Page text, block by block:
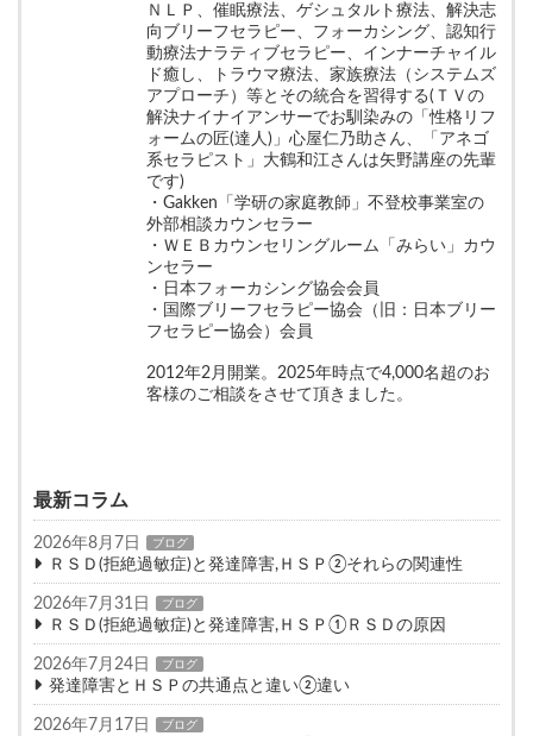
ＮＬＰ、催眠療法、ゲシュタルト療法、解決志
向ブリーフセラピー、フォーカシング、認知行
動療法ナラティブセラピー、インナーチャイル
ド癒し、トラウマ療法、家族療法（システムズ
アプローチ）等とその統合を習得する(ＴＶの
解決ナイナイアンサーでお馴染みの「性格リフ
ォームの匠(達人)」心屋仁乃助さん、「アネゴ
系セラピスト」大鶴和江さんは矢野講座の先輩
です)
・Gakken「学研の家庭教師」不登校事業室の
外部相談カウンセラー
・ＷＥＢカウンセリングルーム「みらい」カウ
ンセラー
・日本フォーカシング協会会員
・国際ブリーフセラピー協会（旧：日本ブリー
フセラピー協会）会員
2012年2月開業。2025年時点で4,000名超のお
客様のご相談をさせて頂きました。
最新コラム
2026年8月7日 ブログ
ＲＳＤ(拒絶過敏症)と発達障害,ＨＳＰ②それらの関連性
2026年7月31日 ブログ
ＲＳＤ(拒絶過敏症)と発達障害,ＨＳＰ①ＲＳＤの原因
2026年7月24日 ブログ
発達障害とＨＳＰの共通点と違い②違い
2026年7月17日 ブログ